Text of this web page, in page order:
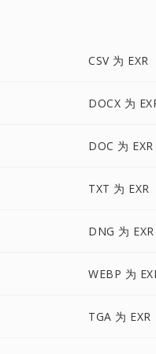
CSV 为 EXR
DOCX 为
DOC 为 EXR
TXT 为 EXR
DNG 为 EXR
WEBP 为
TGA 为 EXR